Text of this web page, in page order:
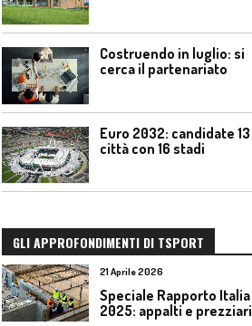
Costruendo in luglio: si
cerca il partenariato
Euro 2032: candidate 13
città con 16 stadi
GLI APPROFONDIMENTI DI TSPORT
21 Aprile 2026
Speciale Rapporto Italia
2025: appalti e prezziari